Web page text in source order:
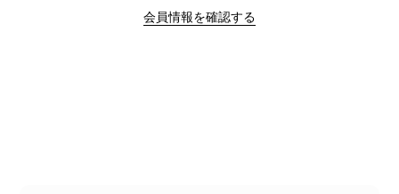
会員情報を確認する